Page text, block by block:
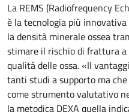
La REMS (Radiofrequency
è la tecnologia più
la densità minerale ossea
stimare il rischio di frattura a
qualità delle ossa. «Il
tanti studi a supporto ma
come strumento valutativo
la metodica DEXA quella